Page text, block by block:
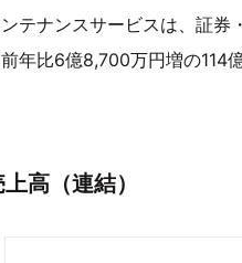
テナンスサービスは、証
年比6億8,700万円増の114
高（連結）